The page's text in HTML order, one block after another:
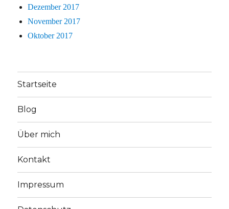
Dezember 2017
November 2017
Oktober 2017
Startseite
Blog
Über mich
Kontakt
Impressum